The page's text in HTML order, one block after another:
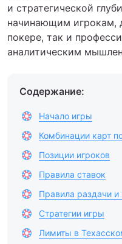
и стратегической
начинающим игрокам,
покере, так и
аналитическим
Содержание:
Начало игры
Комбинации карт
Позиции игроков
Правила ставок
Правила раздачи и
Стратегии игры
Лимиты в